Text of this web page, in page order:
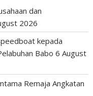
dan
2026
kepada
Babo 6 August
Remaja Angkatan